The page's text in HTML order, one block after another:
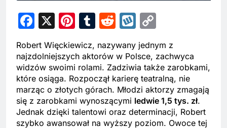
Facebook
X Pinterest
Tumblr
RedditWykop
Robert Więckiewicz, nazywany jednym z
najzdolniejszych aktorów w Polsce, zachwyca
widzów swoimi rolami. Zadziwia także zarobkami,
które osiąga. Rozpoczął karierę teatralną, nie
marząc o złotych górach. Młodzi aktorzy zmagają
się z zarobkami wynoszącymi ledwie 1,5 tys. zł.
Jednak dzięki talentowi oraz determinacji, Robert
szybko awansował na wyższy poziom. Owoce tej